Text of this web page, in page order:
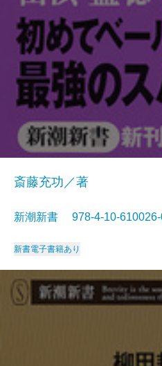
斎藤充功／著
新潮新書 978-4-10-
新書電子書籍あり